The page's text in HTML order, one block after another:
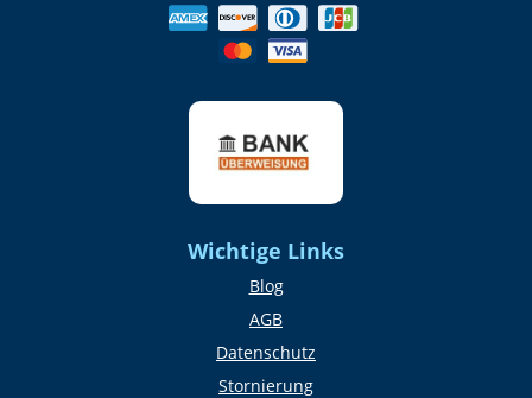
Wichtige Links
Blog
AGB
Datenschutz
Stornierung